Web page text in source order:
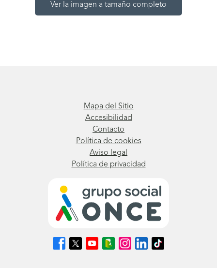
Ver la imagen a tamaño completo
Mapa del Sitio
Accesibilidad
Contacto
Política de cookies
Aviso legal
Política de privacidad
Síguenos
en
Síguenos
en
Síguenos
en
Síguenos
en
Síguenos
en
Síguenos
en
Síguenos
en